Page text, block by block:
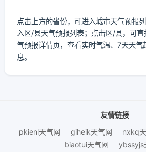
点击上方的省份，可进入城市天气预报
入区/县天气预报列表；点击区/县，可
气预报详情页，查看实时气温、7天天气
息。
友情链接
pkienl天气网
giheik天气网 nxkq
biaotui天气网
ybssyjs